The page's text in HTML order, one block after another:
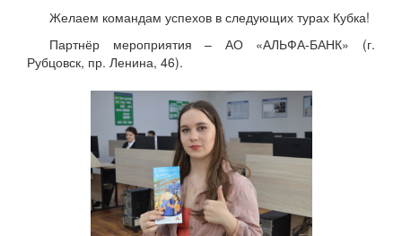
Желаем командам успехов в следующих турах Кубка!
Партнёр мероприятия – АО «АЛЬФА-БАНК» (г.
Рубцовск, пр. Ленина, 46).